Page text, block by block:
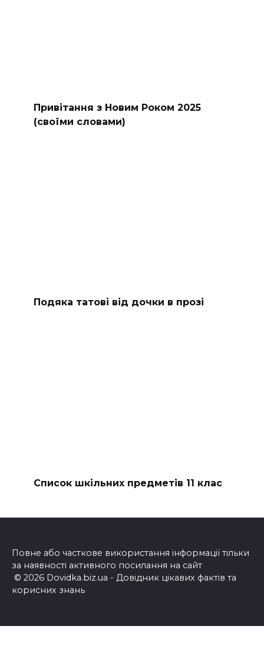
Привітання з Новим Роком 2025
(своїми словами)
Подяка татові від дочки в прозі
Список шкільних предметів 11 клас
Повне або часткове використання інформації тільки
за наявності активного посилання на сайт
© 2026 Dovidka.biz.ua - Довідник цікавих фактів та
корисних знань